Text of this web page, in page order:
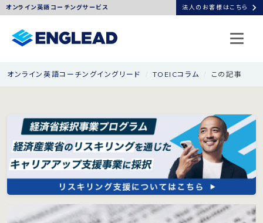
オンライン英語コーチングサービス 法人のお客様はこちら chevron_right
オンライン英語コーチングイングリード TOEICコラム この記事